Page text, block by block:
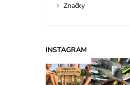
Značky
INSTAGRAM